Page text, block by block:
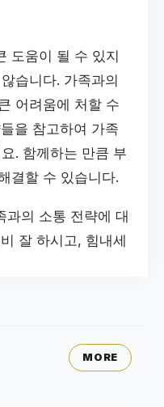
도움이 될 수 있지
습니다. 가족과의
어려움에 처할 수
을 참고하여 가족
. 함께하는 만큼 부
결할 수 있습니다.
과의 소통 전략에 대
잘 하시고, 힘내세
MORE